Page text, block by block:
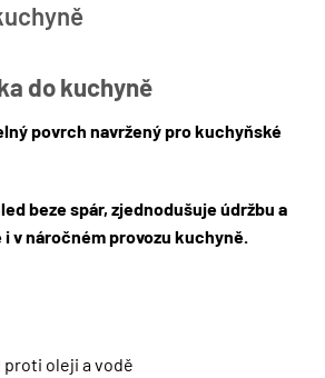
do kuchyně
povrch navržený pro kuchyňské
beze spár, zjednodušuje údržbu a
v náročném provozu kuchyně.
oleji a vodě